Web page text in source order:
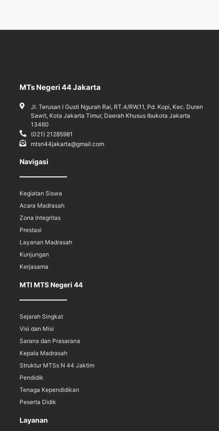
MTs Negeri 44 Jakarta
Jl. Terusan I Gusti Ngurah Rai, RT.4/RW.11, Pd. Kopi, Kec. Duren
Sawit, Kota Jakarta Timur, Daerah Khusus Ibukota Jakarta
13460
(021) 21285981
mtsn44jakarta@gmail.com
Navigasi
Kegiatan Siswa
Acara Madrasah
Zona Integritas
Prestasi
Layanan Madrasah
Kunjungan
Kerjasama
MTI MTS Negeri 44
Sejarah Singkat
Visi dan Misi
Sarana dan Prasarana
Kepala Madrasah
Struktur MTSs N 44 Jaktim
Pendidik
Tenaga Kependidikan
Peserta Didik
Layanan